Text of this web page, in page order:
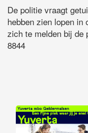
De politie vraagt
hebben zien lopen in
zich te melden bij de
8844